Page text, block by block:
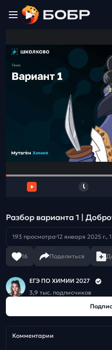
ЩЕЛЧОК
Полезные
материалы
и
Разбор варианта 1 |
193 просмотра 12 января 2025 г.,
16 Поделиться
ЕГЭ ПО ХИМИИ 2027
3,9 тыс. подписчиков
Комментарии